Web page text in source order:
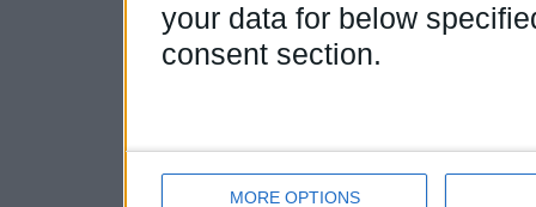
your data for below
consent section.
MORE OPTIONS